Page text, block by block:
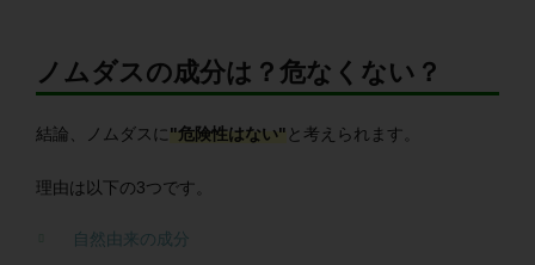
ノムダスの成分は？危なくない？
結論、ノムダスに"危険性はない" と考えられます。
理由は以下の3つです。
自然由来の成分